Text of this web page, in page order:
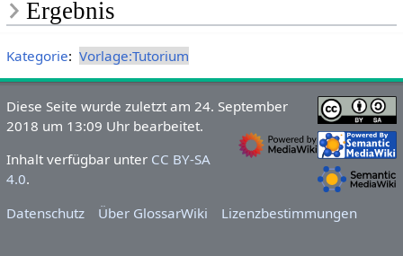
Ergebnis
Kategorie: Vorlage:Tutorium
Diese Seite wurde zuletzt am 24. September
2018 um 13:09 Uhr bearbeitet.
Inhalt verfügbar unter CC BY-SA
4.0.
Datenschutz
Über GlossarWiki Lizenzbestimmungen